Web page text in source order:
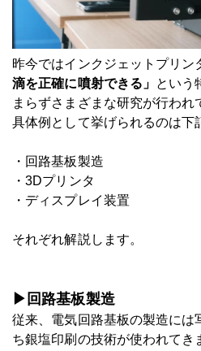
昨今ではインクジェットプリン
滴を正確に噴射できる」 という
まらずさまざまな研究が行われ
具体例として挙げられるのは下
・回路基板製造
・3Dプリンタ
・ディスプレイ装置
それぞれ解説します。
▶回路基板製造
従来、電気回路基板の製造には
ち銀塩印刷の技術が使われてき